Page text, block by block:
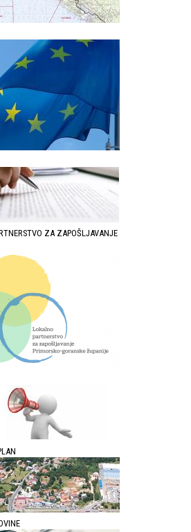
ZA ZAPOŠLJAVANJE